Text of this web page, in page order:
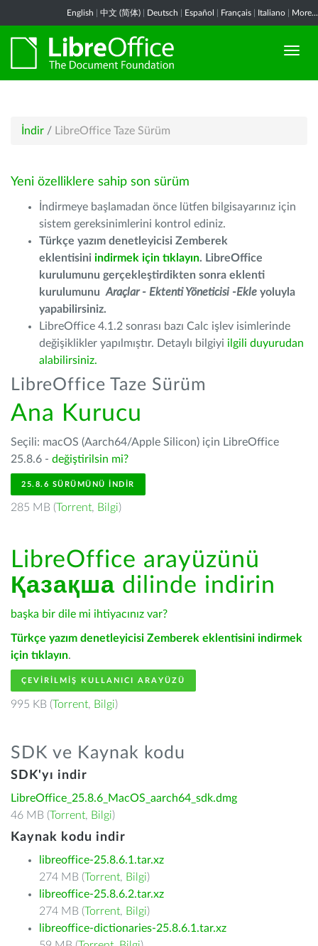
English 中文 (简体) Deutsch Español Français Italiano More...
İndir / LibreOffice Taze Sürüm
Yeni özelliklere sahip son sürüm
İndirmeye başlamadan önce lütfen bilgisayarınız için
sistem gereksinimlerini kontrol ediniz.
Türkçe yazım denetleyicisi Zemberek
eklentisini indirmek için tıklayın. LibreOffice
kurulumunu gerçekleştirdikten sonra eklenti
kurulumunu Araçlar - Ektenti Yöneticisi -Ekle yoluyla
yapabilirsiniz.
LibreOffice 4.1.2 sonrası bazı Calc işlev isimlerinde
değişiklikler yapılmıştır. Detaylı bilgiyi ilgili duyurudan
alabilirsiniz.
LibreOffice Taze Sürüm
Ana Kurucu
Seçili: macOS (Aarch64/Apple Silicon) için LibreOffice
25.8.6 - değiştirilsin mi?
25.8.6 SÜRÜMÜNÜ İNDIR
285 MB (Torrent, Bilgi)
LibreOffice arayüzünü
Қазақша dilinde indirin
başka bir dile mi ihtiyacınız var?
Türkçe yazım denetleyicisi Zemberek eklentisini indirmek
için tıklayın.
ÇEVIRILMIŞ KULLANICI ARAYÜZÜ
995 KB (Torrent, Bilgi)
SDK ve Kaynak kodu
SDK'yı indir
LibreOffice_25.8.6_MacOS_aarch64_sdk.dmg
46 MB (Torrent, Bilgi)
Kaynak kodu indir
libreoffice-25.8.6.1.tar.xz
274 MB (Torrent, Bilgi)
libreoffice-25.8.6.2.tar.xz
274 MB (Torrent, Bilgi)
libreoffice-dictionaries-25.8.6.1.tar.xz